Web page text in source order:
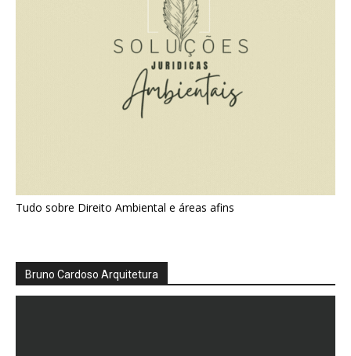
Tudo sobre Direito Ambiental e áreas afins
Bruno Cardoso Arquitetura